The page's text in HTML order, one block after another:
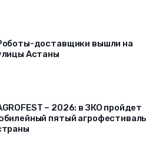
доставщики вышли на
Астаны
– 2026: в ЗКО пройдет
пятый агрофестиваль